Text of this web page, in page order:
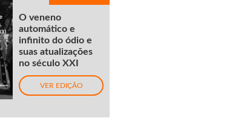
O veneno
automático e
infinito do ódio e
suas atualizações
no século XXI
VER EDIÇÃO